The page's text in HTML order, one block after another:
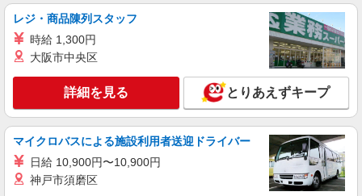
包
時給1,750円以上（深夜手当含む）＋交通費全
翌6時 週5日勤務の場合） 時給1,750円×8h×22日勤
務
兵庫県神戸市中央区 ★上記以外にも多数派遣
キープ 詳細を見る
派遣社員
LAPI-Staff株式会社 関西エリア/軽作業
製菓用品のシール貼り、仕分け、梱包
レジ・商品陳列スタッフ
時給 1,300円
大阪市中央区
詳細を見る とりあえずキープ
マイクロバスによる施設利用者送迎ドライバー
日給 10,900円〜10,900円
神戸市須磨区